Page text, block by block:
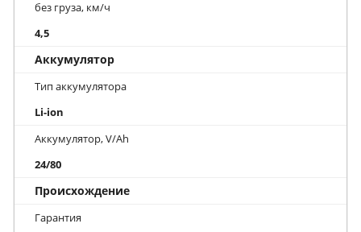
без груза, км/ч
4,5
Аккумулятор
Тип аккумулятора
Li-ion
Аккумулятор, V/Ah
24/80
Происхождение
Гарантия